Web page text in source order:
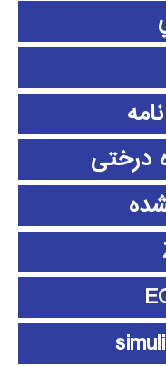
درختی